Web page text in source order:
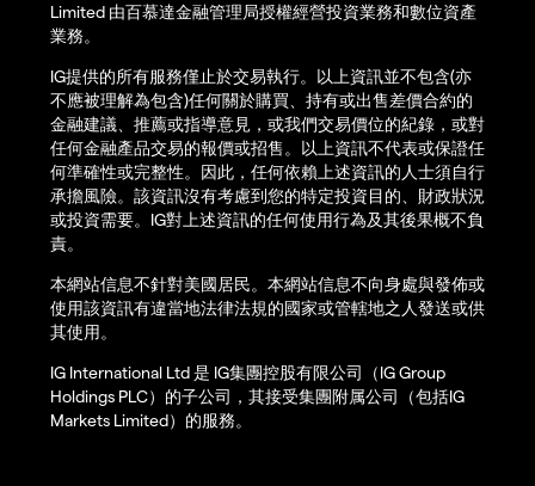
Limited 由百慕達金融管理局授權經營投資業務和數位資產
業務。
IG提供的所有服務僅止於交易執行。以上資訊並不包含(亦
不應被理解為包含)任何關於購買、持有或出售差價合約的
金融建議、推薦或指導意見，或我們交易價位的紀錄，或對
任何金融產品交易的報價或招售。以上資訊不代表或保證任
何準確性或完整性。因此，任何依賴上述資訊的人士須自行
承擔風險。該資訊沒有考慮到您的特定投資目的、財政狀況
或投資需要。IG對上述資訊的任何使用行為及其後果概不負
責。
本網站信息不針對美國居民。本網站信息不向身處與發佈或
使用該資訊有違當地法律法規的國家或管轄地之人發送或供
其使用。
IG International Ltd 是 IG集團控股有限公司（IG Group
Holdings PLC）的子公司，其接受集團附属公司（包括IG
Markets Limited）的服務。